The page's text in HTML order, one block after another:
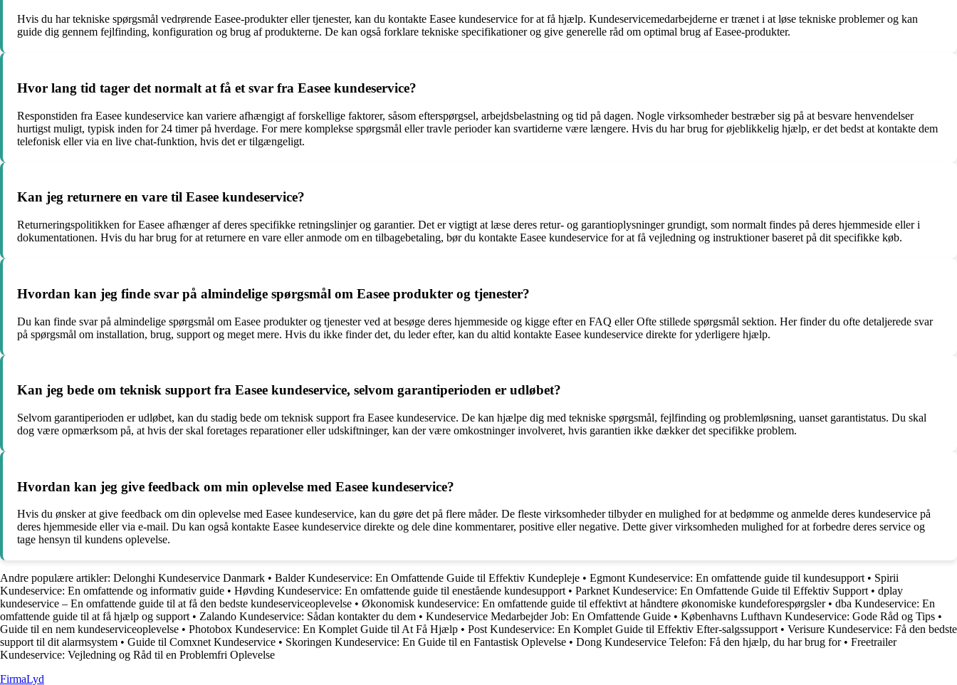
Hvis du har tekniske spørgsmål vedrørende Easee-produkter eller tjenester, kan du kontakte Easee kundeservice for at få hjælp. Kundeservicemedarbejderne er trænet i at løse tekniske problemer og kan
guide dig gennem fejlfinding, konfiguration og brug af produkterne. De kan også forklare tekniske specifikationer og give generelle råd om optimal brug af Easee-produkter.
Hvor lang tid tager det normalt at få et svar fra Easee kundeservice?
Responstiden fra Easee kundeservice kan variere afhængigt af forskellige faktorer, såsom efterspørgsel, arbejdsbelastning og tid på dagen. Nogle virksomheder bestræber sig på at besvare henvendelser
hurtigst muligt, typisk inden for 24 timer på hverdage. For mere komplekse spørgsmål eller travle perioder kan svartiderne være længere. Hvis du har brug for øjeblikkelig hjælp, er det bedst at kontakte dem
telefonisk eller via en live chat-funktion, hvis det er tilgængeligt.
Kan jeg returnere en vare til Easee kundeservice?
Returneringspolitikken for Easee afhænger af deres specifikke retningslinjer og garantier. Det er vigtigt at læse deres retur- og garantioplysninger grundigt, som normalt findes på deres hjemmeside eller i
dokumentationen. Hvis du har brug for at returnere en vare eller anmode om en tilbagebetaling, bør du kontakte Easee kundeservice for at få vejledning og instruktioner baseret på dit specifikke køb.
Hvordan kan jeg finde svar på almindelige spørgsmål om Easee produkter og tjenester?
Du kan finde svar på almindelige spørgsmål om Easee produkter og tjenester ved at besøge deres hjemmeside og kigge efter en FAQ eller Ofte stillede spørgsmål sektion. Her finder du ofte detaljerede svar
på spørgsmål om installation, brug, support og meget mere. Hvis du ikke finder det, du leder efter, kan du altid kontakte Easee kundeservice direkte for yderligere hjælp.
Kan jeg bede om teknisk support fra Easee kundeservice, selvom garantiperioden er udløbet?
Selvom garantiperioden er udløbet, kan du stadig bede om teknisk support fra Easee kundeservice. De kan hjælpe dig med tekniske spørgsmål, fejlfinding og problemløsning, uanset garantistatus. Du skal
dog være opmærksom på, at hvis der skal foretages reparationer eller udskiftninger, kan der være omkostninger involveret, hvis garantien ikke dækker det specifikke problem.
Hvordan kan jeg give feedback om min oplevelse med Easee kundeservice?
Hvis du ønsker at give feedback om din oplevelse med Easee kundeservice, kan du gøre det på flere måder. De fleste virksomheder tilbyder en mulighed for at bedømme og anmelde deres kundeservice på
deres hjemmeside eller via e-mail. Du kan også kontakte Easee kundeservice direkte og dele dine kommentarer, positive eller negative. Dette giver virksomheden mulighed for at forbedre deres service og
tage hensyn til kundens oplevelse.
Andre populære artikler: Delonghi Kundeservice Danmark • Balder Kundeservice: En Omfattende Guide til Effektiv Kundepleje • Egmont Kundeservice: En omfattende guide til kundesupport• Spirii
Kundeservice: En omfattende og informativ guide • Høvding Kundeservice: En omfattende guide til enestående kundesupport• Parknet Kundeservice: En Omfattende Guide til Effektiv Support• dplay
kundeservice – En omfattende guide til at få den bedste kundeserviceoplevelse • Økonomisk kundeservice: En omfattende guide til effektivt at håndtere økonomiske kundeforespørgsler• dba Kundeservice: En
omfattende guide til at få hjælp og support• Zalando Kundeservice: Sådan kontakter du dem • Kundeservice Medarbejder Job: En Omfattende Guide • Københavns Lufthavn Kundeservice: Gode Råd og Tips •
Guide til en nem kundeserviceoplevelse • Photobox Kundeservice: En Komplet Guide til At Få Hjælp • Post Kundeservice: En Komplet Guide til Effektiv Efter-salgssupport• Verisure Kundeservice: Få den bedste
support til dit alarmsystem • Guide til Comxnet Kundeservice • Skoringen Kundeservice: En Guide til en Fantastisk Oplevelse • Dong Kundeservice Telefon: Få den hjælp, du har brug for• Freetrailer
Kundeservice: Vejledning og Råd til en Problemfri Oplevelse
FirmaLyd